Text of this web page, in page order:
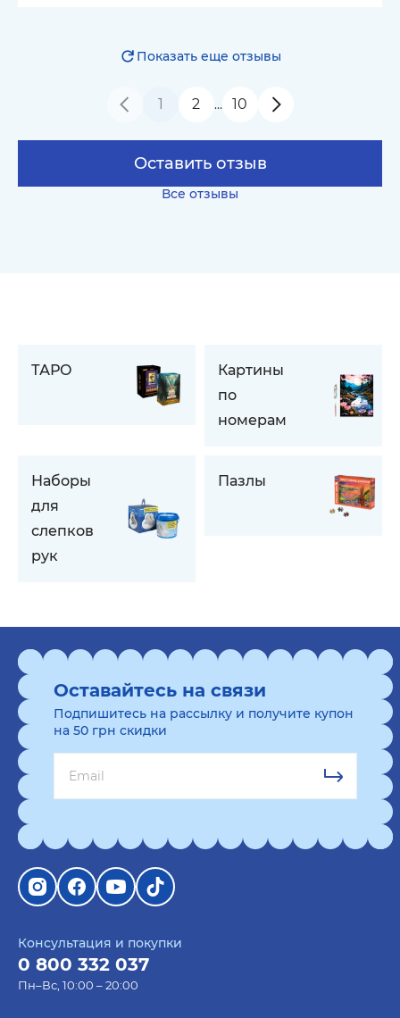
Все отзывы
Оставить отзыв
Показать еще отзывы
1 2 … 10
ТАРО
Картины
по
номерам
Наборы
для
слепков
рук
Пазлы
Консультация и покупки
0 800 332 037
Пн–Вс, 10:00 – 20:00
Оставайтесь на связи
Подпишитесь на рассылку и получите купон
на 50 грн скидки